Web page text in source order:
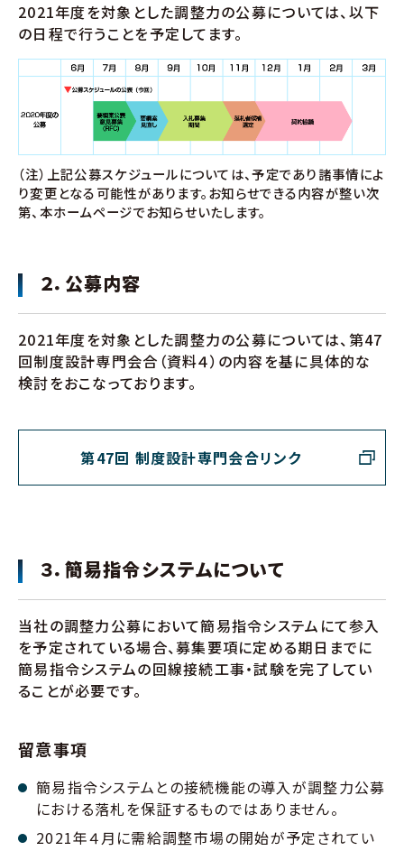
2021年度を対象とした調整力の公募については、以下
の日程で行うことを予定してます。
（注）上記公募スケジュールについては、予定であり諸事情によ
り変更となる可能性があります。お知らせできる内容が整い次
第、本ホームページでお知らせいたします。
２．公募内容
2021年度を対象とした調整力の公募については、第47
回制度設計専門会合（資料４）の内容を基に具体的な
検討をおこなっております。
第47回 制度設計専門会合リンク
３．簡易指令システムについて
当社の調整力公募において簡易指令システムにて参入
を予定されている場合、募集要項に定める期日までに
簡易指令システムの回線接続工事・試験を完了してい
ることが必要です。
留意事項
簡易指令システムとの接続機能の導入が調整力公募
における落札を保証するものではありません。
2021年４月に需給調整市場の開始が予定されてい